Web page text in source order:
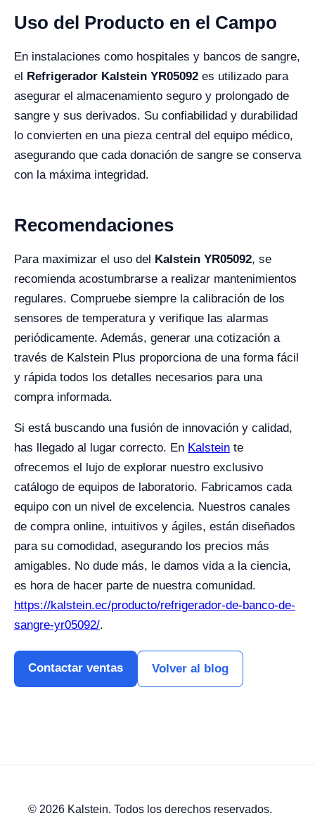
Uso del Producto en el Campo
En instalaciones como hospitales y bancos de sangre,
el Refrigerador Kalstein YR05092 es utilizado para
asegurar el almacenamiento seguro y prolongado de
sangre y sus derivados. Su confiabilidad y durabilidad
lo convierten en una pieza central del equipo médico,
asegurando que cada donación de sangre se conserva
con la máxima integridad.
Recomendaciones
Para maximizar el uso del Kalstein YR05092, se
recomienda acostumbrarse a realizar mantenimientos
regulares. Compruebe siempre la calibración de los
sensores de temperatura y verifique las alarmas
periódicamente. Además, generar una cotización a
través de Kalstein Plus proporciona de una forma fácil
y rápida todos los detalles necesarios para una
compra informada.
Si está buscando una fusión de innovación y calidad,
has llegado al lugar correcto. En Kalstein te
ofrecemos el lujo de explorar nuestro exclusivo
catálogo de equipos de laboratorio. Fabricamos cada
equipo con un nivel de excelencia. Nuestros canales
de compra online, intuitivos y ágiles, están diseñados
para su comodidad, asegurando los precios más
amigables. No dude más, le damos vida a la ciencia,
es hora de hacer parte de nuestra comunidad.
https://kalstein.ec/producto/refrigerador-de-banco-de-
sangre-yr05092/.
Contactar ventas Volver al blog
© 2026 Kalstein. Todos los derechos reservados.